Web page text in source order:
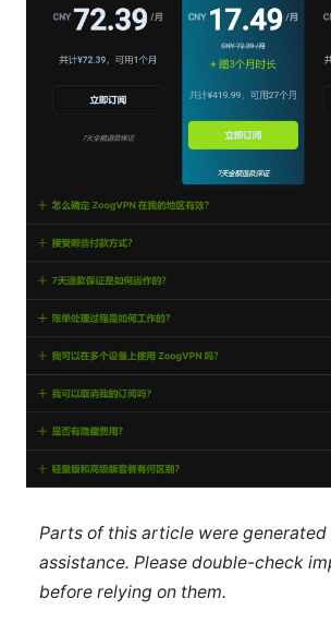
Parts of this article were generated
assistance. Please double-check
before relying on them.